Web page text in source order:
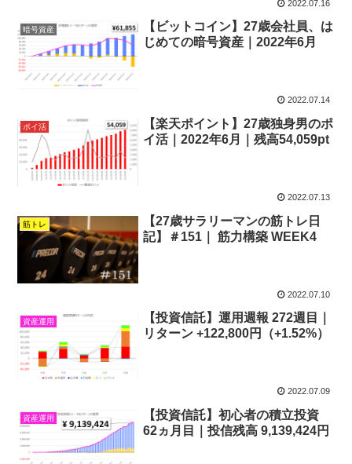
2022.07.16
暗号資産
【ビットコイン】27歳会社員、は
じめての暗号資産｜2022年6月
2022.07.14
ポイ活
【楽天ポイント】27歳独身男のポ
イ活｜2022年6月｜残高54,059pt
2022.07.13
筋トレ
【27歳サラリーマンの筋トレ日
記】＃151｜ 筋力構築 WEEK4
2022.07.10
資産運用
【投資信託】運用週報 272週目｜
リターン +122,800円（+1.52%）
2022.07.09
資産運用
【投資信託】初心者の積立投資
62ヵ月目｜投信残高 9,139,424円